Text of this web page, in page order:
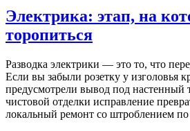
Электрика: этап, на
торопиться
Разводка электрики — это то, что
Если вы забыли розетку у изголовья
предусмотрели вывод под настенный
чистовой отделки исправление
локальный ремонт со штроблением по